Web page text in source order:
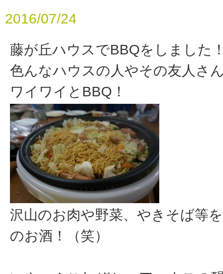
2016/07/24
藤が丘ハウスでBBQをしました
色んなハウスの人やその友人さ
ワイワイとBBQ！
沢山のお肉や野菜、やきそば等
のお酒！（笑）